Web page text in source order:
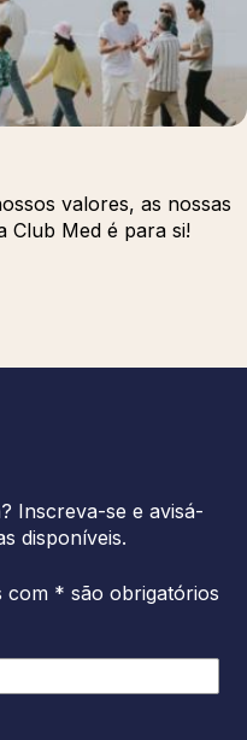
valores, as nossas
Club Med é para si!
Inscreva-se e avisá-
disponíveis.
com * são obrigatórios